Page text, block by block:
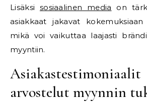
Lisäksi sosiaalinen media on
asiakkaat jakavat
mikä voi vaikuttaa laajasti
myyntiin.
arvostelut myynnin